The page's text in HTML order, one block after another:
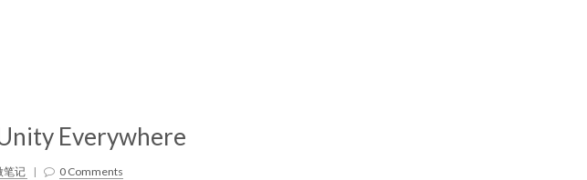
Everywhere
笔记 | 0 Comments